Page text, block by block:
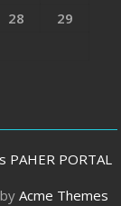
28
29
PORTAL
Acme Themes